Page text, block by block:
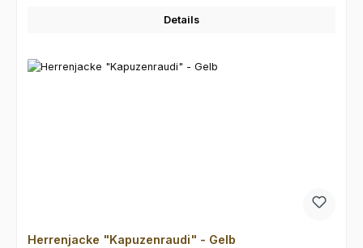
Details
Herrenjacke "Kapuzenraudi" - Gelb